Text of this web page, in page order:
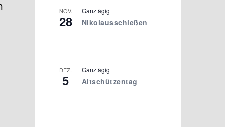
NOV.
28
Ganztägig
Nikolausschießen
DEZ.
5
Ganztägig
Altschützentag